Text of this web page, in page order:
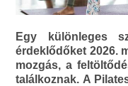
Egy különleges
érdeklődőket 2026.
mozgás, a
találkoznak. A